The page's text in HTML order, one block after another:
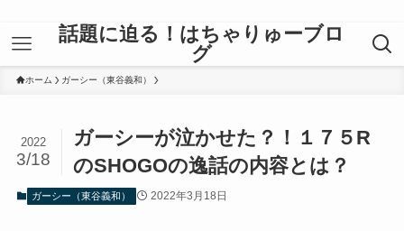
話題に迫る！はちゃりゅーブロ
グ
ホーム ガーシー（東谷義和）
ガーシーが泣かせた？！１７５R
のSHOGOの逸話の内容とは？
2022
3/18
ガーシー（東谷義和） 2022年3月18日